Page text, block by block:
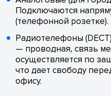
Подключаются
(телефонной розетке).
Радиотелефоны
— проводная, связь
осуществляется по
что дает свободу
офису.